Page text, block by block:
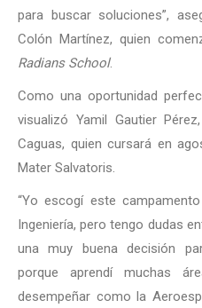
para buscar soluciones”,
Colón Martínez, quien
Radians School.
Como una oportunidad
visualizó Yamil Gautier
Caguas, quien cursará en
Mater Salvatoris.
“Yo escogí este
Ingeniería, pero tengo dudas
una muy buena decisión
porque aprendí muchas
desempeñar como la